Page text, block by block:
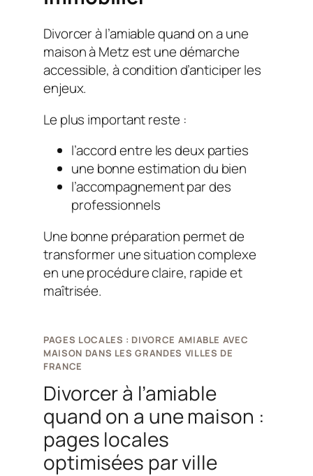
Divorcer à l’amiable quand on a une
maison à Metz est une démarche
accessible, à condition d’anticiper les
enjeux.
Le plus important reste :
l’accord entre les deux parties
une bonne estimation du bien
l’accompagnement par des
professionnels
Une bonne préparation permet de
transformer une situation complexe
en une procédure claire, rapide et
maîtrisée.
PAGES LOCALES : DIVORCE AMIABLE AVEC
MAISON DANS LES GRANDES VILLES DE
FRANCE
Divorcer à l’amiable
quand on a une maison :
pages locales
optimisées par ville